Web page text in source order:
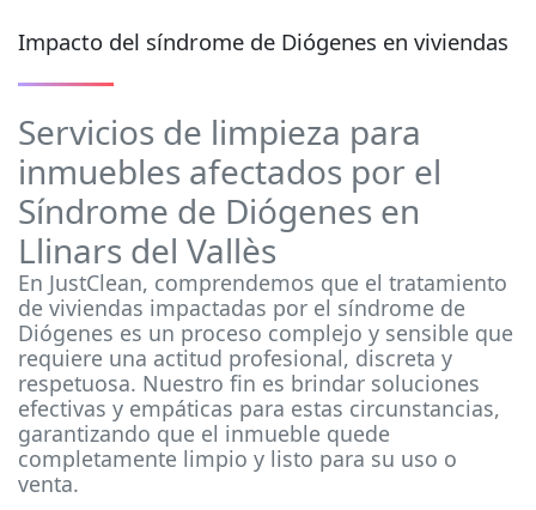
Impacto del síndrome de Diógenes en viviendas
Servicios de limpieza para
inmuebles afectados por el
Síndrome de Diógenes en
Llinars del Vallès
En JustClean, comprendemos que el tratamiento
de viviendas impactadas por el síndrome de
Diógenes es un proceso complejo y sensible que
requiere una actitud profesional, discreta y
respetuosa. Nuestro fin es brindar soluciones
efectivas y empáticas para estas circunstancias,
garantizando que el inmueble quede
completamente limpio y listo para su uso o
venta.